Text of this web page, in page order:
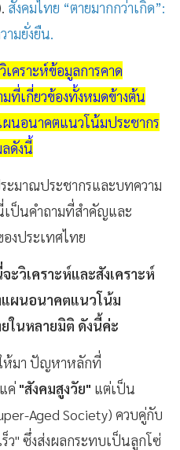
สังคมไทย “ตายมากกว่าเกิด”:
ามยั่งยืน.
คราะห์ข้อมูลการคาด
ที่เกี่ยวข้องทั้งหมดข้างต้น
นอนาคตแนวโน้มประชากร
ดังนี้
ะมาณประชากรและบทความ
เป็นคำถามที่สำคัญและ
งประเทศไทย
วิเคราะห์และสังเคราะห์
ผนอนาคตแนวโน้ม
ในหลายมิติ ดังนี้ค่ะ
ห้มา ปัญหาหลักที่
ค่ "สังคมสูงวัย" แต่เป็น
Aged Society) ควบคู่กับ
ร็ว" ซึ่งส่งผลกระทบเป็นลูกโซ่